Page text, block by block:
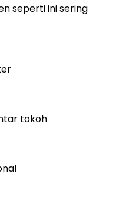
seperti ini sering
tokoh